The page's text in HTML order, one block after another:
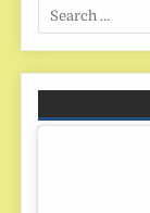
Search
for: